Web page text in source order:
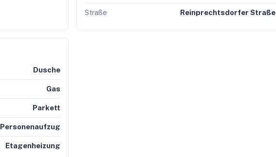
Straße Reinprechtsdorfer Straße
Dusche
Gas
Parkett
Personenaufzug
Etagenheizung